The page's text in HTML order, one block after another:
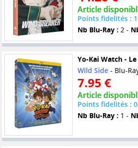
Article
Points fidelités :
Nb Blu-Ray : 2 -
Yo-Kai Watch -
Wild Side- Blu-
7.95 €
Article
Points fidelités : 0
Nb Blu-Ray : 1 -